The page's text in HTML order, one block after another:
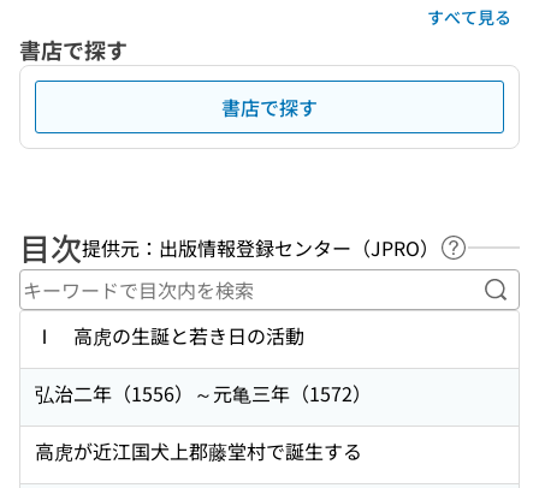
すべて見る
書店で探す
書店で探す
目次提供元：出版情報登録センター（JPRO）
ヘルプペ
キ
Ⅰ 高虎の生誕と若き日の活動
弘治二年（1556）～元亀三年（1572）
高虎が近江国犬上郡藤堂村で誕生する